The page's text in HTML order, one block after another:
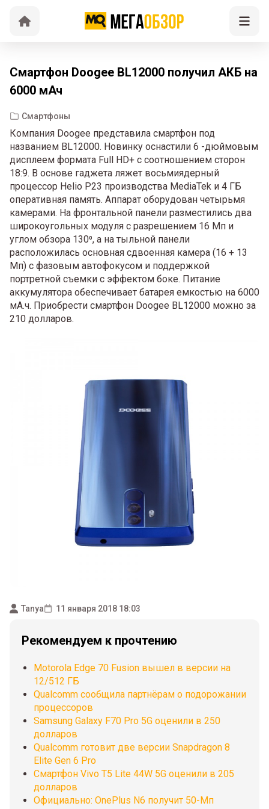
Смартфон Doogee BL12000 получил АКБ на
6000 мАч
Смартфоны
Компания Doogee представила смартфон под
названием BL12000. Новинку оснастили 6 -дюймовым
дисплеем формата Full HD+ с соотношением сторон
18:9. В основе гаджета ляжет восьмиядерный
процессор Helio P23 производства MediaTek и 4 ГБ
оперативная память. Аппарат оборудован четырьмя
камерами. На фронтальной панели разместились два
широкоугольных модуля с разрешением 16 Мп и
углом обзора 130⁰, а на тыльной панели
расположилась основная сдвоенная камера (16 + 13
Мп) с фазовым автофокусом и поддержкой
портретной съемки с эффектом боке. Питание
аккумулятора обеспечивает батарея емкостью на 6000
мА.ч. Приобрести смартфон Doogee BL12000 можно за
210 долларов.
Tanya 11 января 2018 18:03
Рекомендуем к прочтению
Motorola Edge 70 Fusion вышел в версии на
12/512 ГБ
Qualcomm сообщила партнёрам о подорожании
процессоров
Samsung Galaxy F70 Pro 5G оценили в 250
долларов
Qualcomm готовит две версии Snapdragon 8
Elite Gen 6 Pro
Смартфон Vivo T5 Lite 44W 5G оценили в 205
долларов
Официально: OnePlus N6 получит 50-Мп